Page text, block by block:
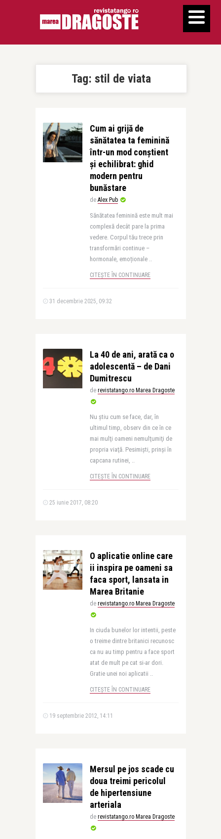
Tag: stil de viata
Cum ai grijă de
sănătatea ta feminină
într-un mod conștient
și echilibrat: ghid
modern pentru
bunăstare
de Alex Pub
Sănătatea feminină este mult mai
complexă decât pare la prima
vedere. Corpul tău trece prin
transformări continue –
hormonale, emoționale ..
CITEȘTE ÎN CONTINUARE
31 decembrie 2025, 09:32
La 40 de ani, arată ca o
adolescentă – de Dani
Dumitrescu
de revistatango.ro Marea Dragoste
Nu ştiu cum se face, dar, în
ultimul timp, observ din ce în ce
mai mulţi oameni nemulţumiţi de
propria viaţă. Pesimişti, prinşi în
capcana rutinei, ..
CITEȘTE ÎN CONTINUARE
25 iunie 2017, 08:20
O aplicatie online care
ii inspira pe oameni sa
faca sport, lansata in
Marea Britanie
de revistatango.ro Marea Dragoste
In ciuda bunelor lor intentii, peste
o treime dintre britanici recunosc
ca nu au timp pentru a face sport
atat de mult pe cat si-ar dori.
Gratie unei noi aplicatii ..
CITEȘTE ÎN CONTINUARE
19 septembrie 2012, 14:11
Mersul pe jos scade cu
doua treimi pericolul
de hipertensiune
arteriala
de revistatango.ro Marea Dragoste